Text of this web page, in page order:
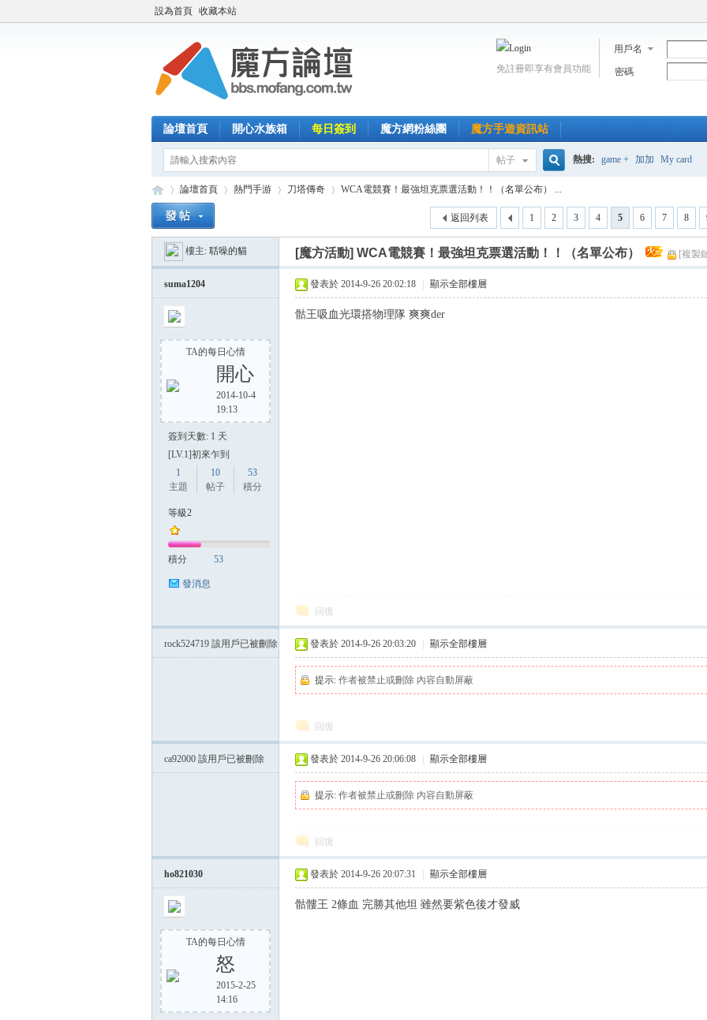
設為首頁 收藏本站
用戶名
密碼
免註冊即享有會員功能
論壇首頁 開心水族箱 每日簽到 魔方網粉絲團 魔方手遊資訊站
帖子
索
熱搜: game + 加加 My card
方
»
論壇首頁 熱門手游 刀塔傳奇
›
WCA電競賽！最強坦克票選活動！！（名單公布） ...
1 2 3 4 5 6 7 8
返回列表
樓主: 聒噪的貓 [魔方活動] WCA電競賽！最強坦克票選活動！！（名單公布） [複製
suma1204
TA的每日心情
開心
2014-10-4
19:13
簽到天數: 1 天
[LV.1]初來乍到
1
主題
10
帖子
53
積分
等級2
積分 53
發消息
發表於 2014-9-26 20:02:18 顯示全部樓層
骷王吸血光環搭物理隊 爽爽der
回復
rock524719 該用戶已被刪除 發表於 2014-9-26 20:03:20 顯示全部樓層
提示: 作者被禁止或刪除 內容自動屏蔽
回復
ca92000 該用戶已被刪除 發表於 2014-9-26 20:06:08 顯示全部樓層
提示: 作者被禁止或刪除 內容自動屏蔽
回復
ho821030
TA的每日心情
怒
2015-2-25
14:16
發表於 2014-9-26 20:07:31 顯示全部樓層
骷髏王 2條血 完勝其他坦 雖然要紫色後才發威